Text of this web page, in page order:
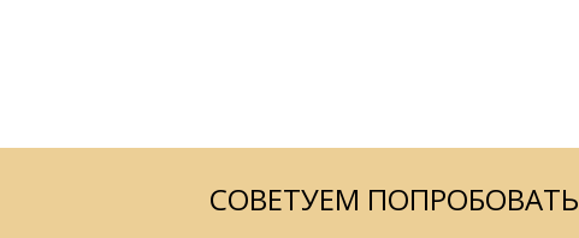
СОВЕТУЕМ ПОПРОБОВАТЬ